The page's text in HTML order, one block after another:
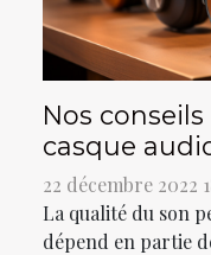
Nos
casque
22 décembre 2022
La qualité du son
dépend en partie